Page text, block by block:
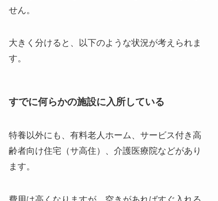
せん。
大きく分けると、以下のような状況が考えられま
す。
すでに何らかの施設に入所している
特養以外にも、有料老人ホーム、サービス付き高
齢者向け住宅（サ高住）、介護医療院などがあり
ます。